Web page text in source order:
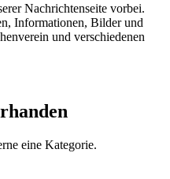
Nachrichtenseite vorbei.
Informationen, Bilder und
und verschiedenen
eine Kategorie.